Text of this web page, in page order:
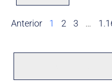
Anterior 1 2 3 …